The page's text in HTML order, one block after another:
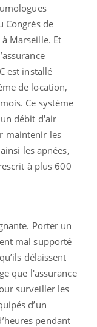
Congrès de
Marseille. Et
est installé
de location,
Ce système
débit d'air
maintenir les
les apnées,
à plus 600
Porter un
mal supporté
délaissent
que l'assurance
surveiller les
d’un
pendant